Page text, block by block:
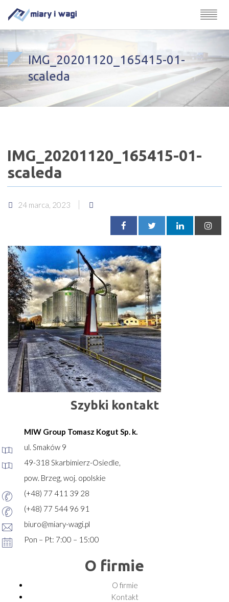
IMG_20201120_165415-01-
scaleda
IMG_20201120_165415-01-
scaleda
24 marca, 2023
Szybki kontakt
MIW Group Tomasz Kogut Sp. k.
ul. Smaków 9
49-318 Skarbimierz-Osiedle,
pow. Brzeg, woj. opolskie
(+48) 77 411 39 28
(+48) 77 544 96 91
biuro@miary-wagi.pl
Pon – Pt: 7:00 – 15:00
O firmie
O firmie
Kontakt